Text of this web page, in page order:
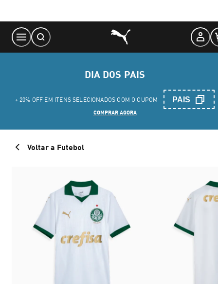
Content
DIA DOS PAIS
+ 20% OFF EM ITENS SELECIONADOS COM O CUPOM PAIS
COMPRAR AGORA
Voltar a Futebol